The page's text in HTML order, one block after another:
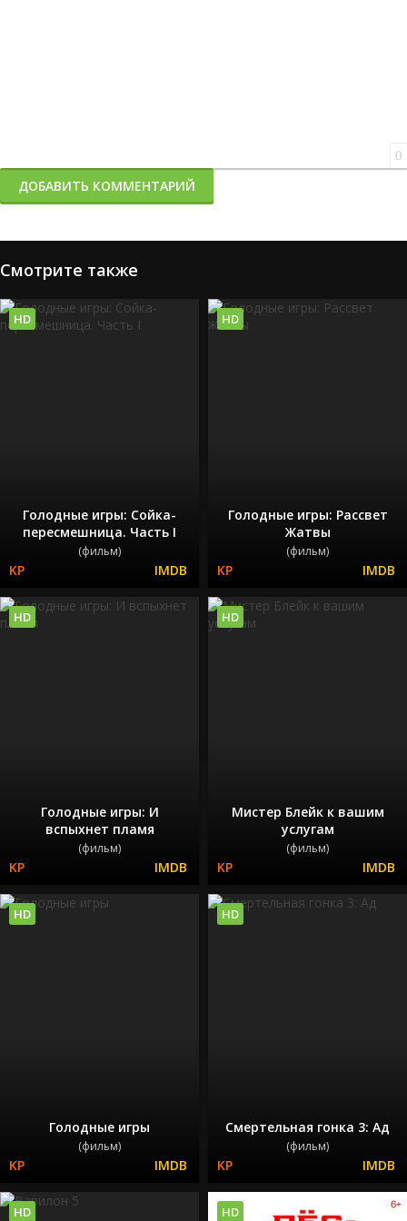
0
ДОБАВИТЬ КОММЕНТАРИЙ
Смотрите также
Голодные игры: Сойка-
пересмешница. Часть I
(фильм)
HD
Голодные игры: Рассвет
Жатвы
(фильм)
HD
Голодные игры: И
вспыхнет пламя
(фильм)
HD
Мистер Блейк к вашим
услугам
(фильм)
HD
Голодные игры
(фильм)
HD
Смертельная гонка 3: Ад
(фильм)
HD
HD HD